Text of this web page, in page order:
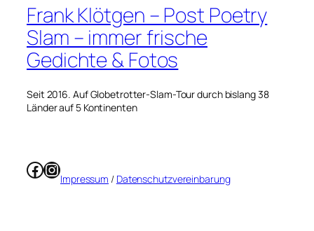
Frank Klötgen – Post Poetry
Slam – immer frische
Gedichte & Fotos
Seit 2016. Auf Globetrotter-Slam-Tour durch bislang 38
Länder auf 5 Kontinenten
Facebook
Instagram
Impressum / Datenschutzvereinbarung